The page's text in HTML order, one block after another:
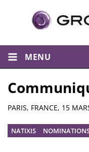
MENU
Résumé
PARIS, FRANCE, 15
NATIXIS